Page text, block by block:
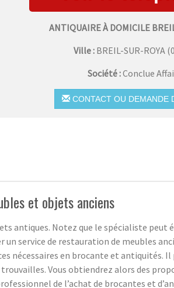
ANTIQUAIRE À DOMICILE
Ville : BREIL-SUR-ROYA (
Société :Conclue
CONTACT OU DEMANDE
et objets anciens
antiques. Notez que le spécialiste peut
service de restauration de meubles
nécessaires en brocante et antiquités.
Vous obtiendrez alors des
de l’achat de brocantes et